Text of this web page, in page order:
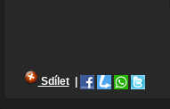
Sdílet